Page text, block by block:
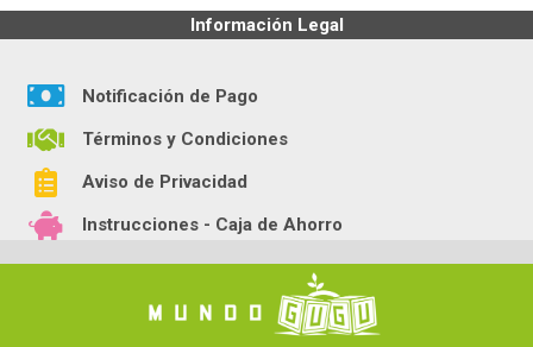
Información Legal
Notificación de Pago
Términos y Condiciones
Aviso de Privacidad
Instrucciones - Caja de Ahorro